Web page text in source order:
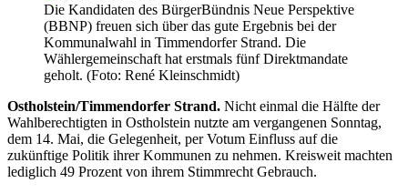
Die Kandidaten des BürgerBündnis Neue Perspektive
(BBNP) freuen sich über das gute Ergebnis bei der
Kommunalwahl in Timmendorfer Strand. Die
Wählergemeinschaft hat erstmals fünf Direktmandate
geholt. (Foto: René Kleinschmidt)
Ostholstein/Timmendorfer Strand. Nicht einmal die Hälfte der
Wahlberechtigten in Ostholstein nutzte am vergangenen Sonntag,
dem 14. Mai, die Gelegenheit, per Votum Einfluss auf die
zukünftige Politik ihrer Kommunen zu nehmen. Kreisweit machten
lediglich 49 Prozent von ihrem Stimmrecht Gebrauch.